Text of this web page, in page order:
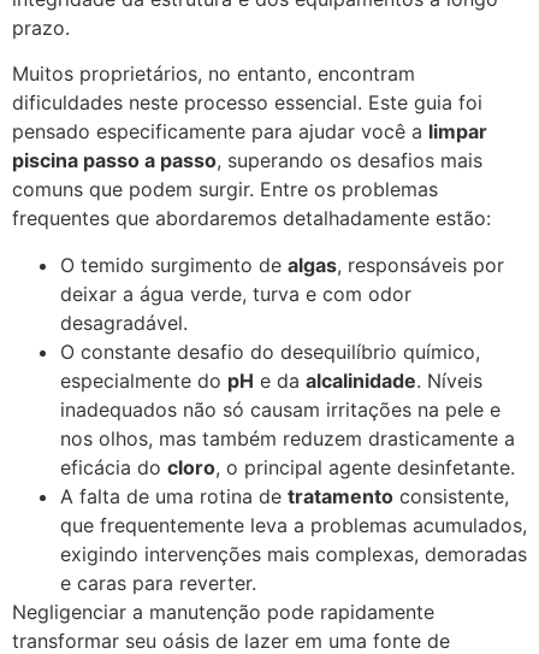
prazo.
Muitos proprietários, no entanto, encontram
dificuldades neste processo essencial. Este guia foi
pensado especificamente para ajudar você a limpar
piscina passo a passo, superando os desafios mais
comuns que podem surgir. Entre os problemas
frequentes que abordaremos detalhadamente estão:
O temido surgimento de algas, responsáveis por
deixar a água verde, turva e com odor
desagradável.
O constante desafio do desequilíbrio químico,
especialmente do pH e da alcalinidade. Níveis
inadequados não só causam irritações na pele e
nos olhos, mas também reduzem drasticamente a
eficácia do cloro, o principal agente desinfetante.
A falta de uma rotina de tratamento consistente,
que frequentemente leva a problemas acumulados,
exigindo intervenções mais complexas, demoradas
e caras para reverter.
Negligenciar a manutenção pode rapidamente
transformar seu oásis de lazer em uma fonte de